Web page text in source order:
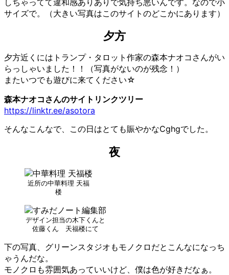
しちゃってて違和感ありありで気持ち悪いんです。なので小
サイズで。（大きい写真はこのサイトのどこかにあります）
夕方
夕方近くにはトランプ・タロット作家の森本ナオコさんがい
らっしゃいました！！（写真がないのが残念！）
またいつでも遊びに来てください☆
森本ナオコさんのサイトリンクツリー
https://linktr.ee/asotora
そんなこんなで、この日はとても賑やかなCghgでした。
夜
近所の中華料理 天福
楼
デザイン担当の木下くんと
佐藤くん 天福楼にて
下の写真、グリーンスタジオもモノクロだとこんなになっち
ゃうんだな。
モノクロも雰囲気あっていいけど、僕は色が好きだなぁ。